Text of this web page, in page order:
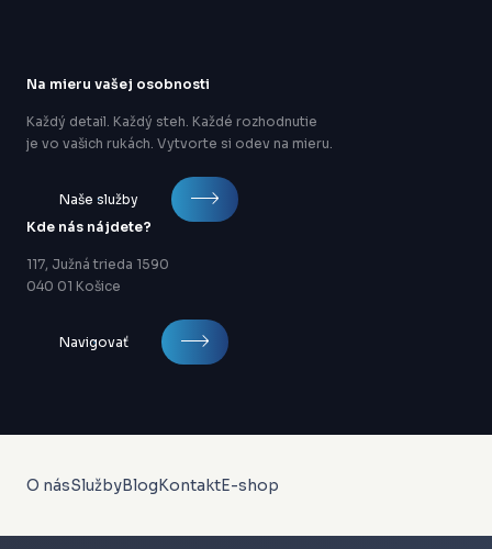
Na mieru vašej osobnosti
Každý detail. Každý steh. Každé rozhodnutie
je vo vašich rukách. Vytvorte si odev na mieru.
Naše služby
Kde nás nájdete?
117, Južná trieda 1590
040 01 Košice
Navigovať
O násSlužbyBlogKontaktE-shop